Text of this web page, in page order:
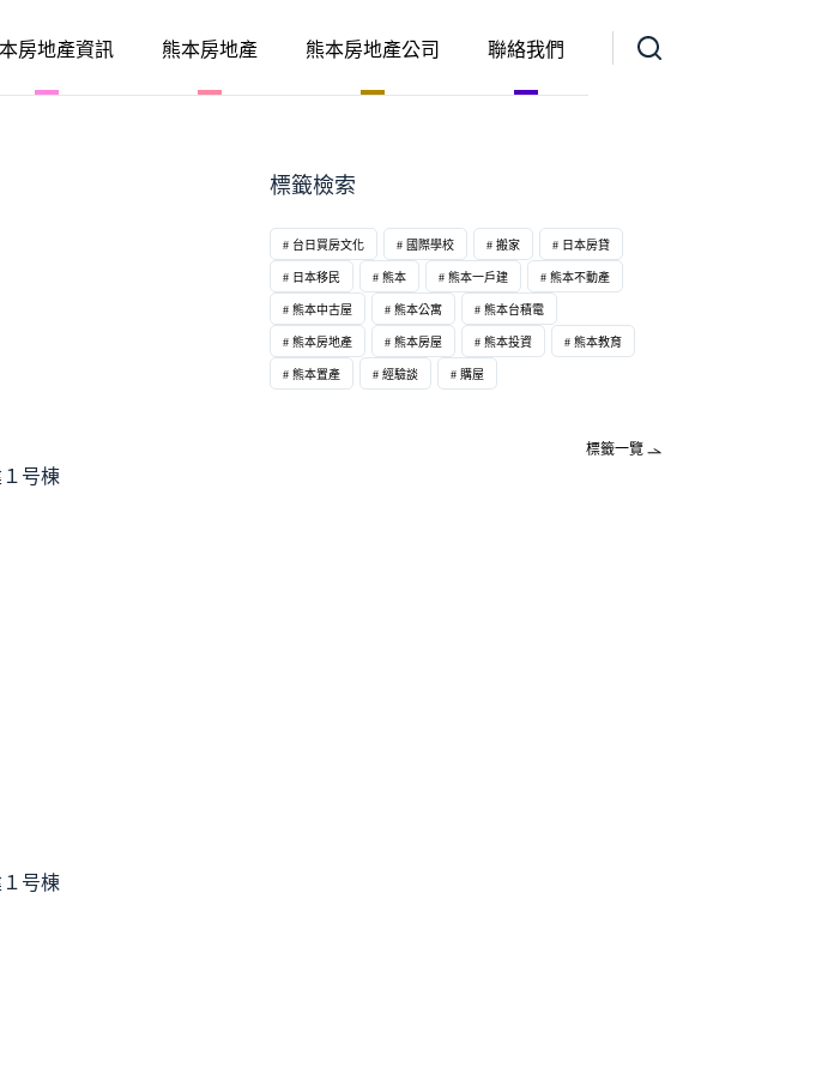
房地產資訊 熊本房地產 熊本房地產公司 聯絡我們
号棟
号棟
標籤檢索
台日買房文化 國際學校 搬家 日本房貸
日本移民 熊本 熊本一戶建 熊本不動產
熊本中古屋 熊本公寓 熊本台積電
熊本房地產 熊本房屋 熊本投資 熊本教育
熊本置產 經驗談 購屋
標籤一覽